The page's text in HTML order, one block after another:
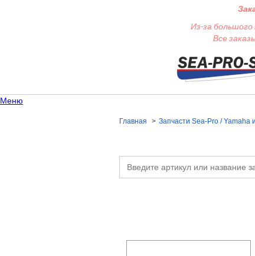
Из-за
Все
Меню
Запчасти Sea-Pro / Yamaha
Главная